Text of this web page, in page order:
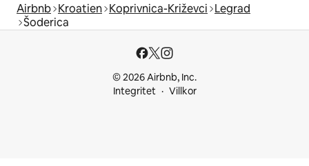
Airbnb Kroatien Koprivnica-Križevci Legrad
Šoderica
© 2026 Airbnb, Inc.
Integritet
Villkor